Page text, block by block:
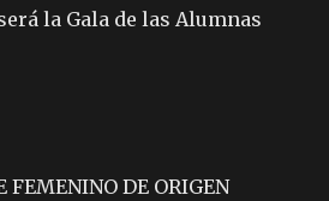
la Gala de las Alumnas
FEMENINO DE ORIGEN